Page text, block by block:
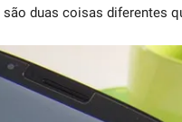
duas coisas diferentes